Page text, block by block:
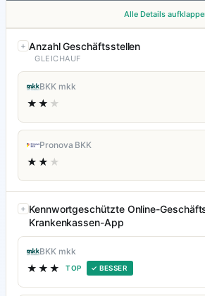
Alle Details
Anzahl Geschäftsstellen
GLEICHAUF
BKK mkk
★★ ★
Pronova BKK
★★ ★
Kennwortgeschützte Online-
Krankenkassen-App
BKK mkk
★★★ TOP ✓ BESSER